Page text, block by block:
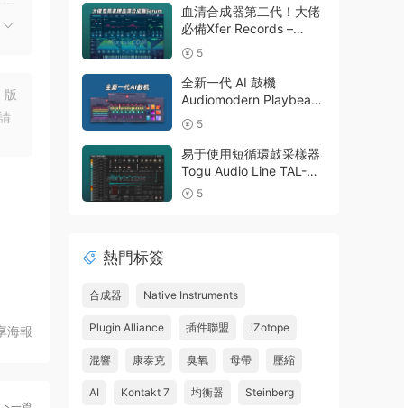
版
海報
血清合成器第二代！大佬
必備Xfer Records –
Serum 2 v2.1.5 WIN波表
合成器最新版本
5
全新一代 AI 鼓機
Audiomodern Playbeat
v4.2.2-BUBBiX WIN包含
擴展音色庫
5
易于使用短循環鼓采樣器
Togu Audio Line TAL-
Drum 2.9.8 WIN
5
熱門标簽
合成器 Native Instruments
Plugin Alliance 插件聯盟 iZotope
混響 康泰克 臭氧 母帶 壓縮
AI Kontakt 7 均衡器 Steinberg